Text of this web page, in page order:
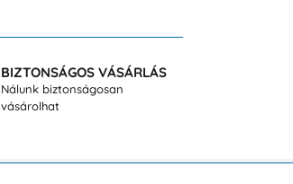
BIZTONSÁGOS VÁSÁRLÁS
Nálunk biztonságosan
vásárolhat